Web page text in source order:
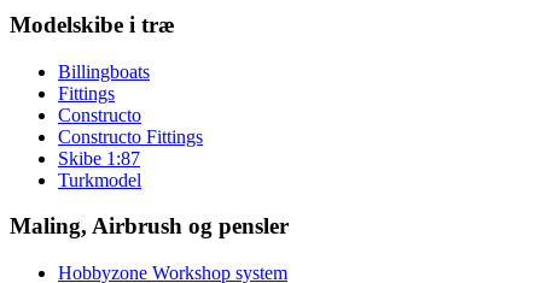
Modelskibe i træ
Billingboats
Fittings
Constructo
Constructo Fittings
Skibe 1:87
Turkmodel
Maling, Airbrush og pensler
Hobbyzone Workshop system